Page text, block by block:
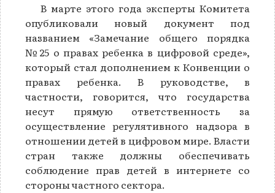
В марте этого года эксперты Комитета
опубликовали новый документ под
названием «Замечание общего порядка
№25 о правах ребенка в цифровой среде»,
который стал дополнением к Конвенции о
правах ребенка. В руководстве, в
частности, говорится, что государства
несут прямую ответственность за
осуществление регулятивного надзора в
отношении детей в цифровом мире. Власти
стран также должны обеспечивать
соблюдение прав детей в интернете со
стороны частного сектора.